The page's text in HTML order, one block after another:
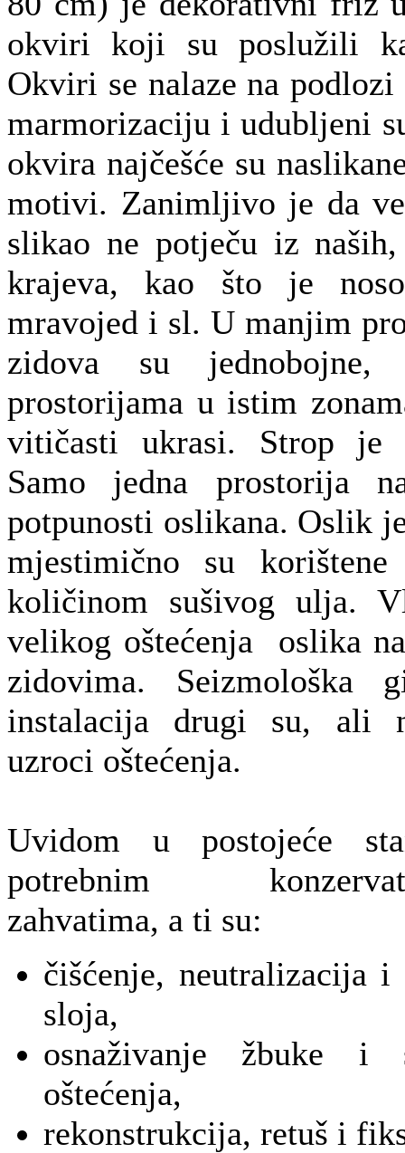
okviri koji su poslužili
Okviri se nalaze na
marmorizaciju i udubljeni
okvira najčešće su
motivi. Zanimljivo je da
slikao ne potječu iz
krajeva, kao što je
mravojed i sl. U manjim
zidova su
prostorijama u istim
vitičasti ukrasi. Strop je
Samo jedna prostorija
potpunosti oslikana. Oslik
mjestimično su
količinom sušivog ulja.
velikog oštećenja oslika
zidovima. Seizmološka
instalacija drugi su, ali
uzroci oštećenja.
Uvidom u postojeće
potrebnim
zahvatima, a ti su:
čišćenje, neutralizacija i
sloja,
osnaživanje žbuke i
oštećenja,
rekonstrukcija, retuš i